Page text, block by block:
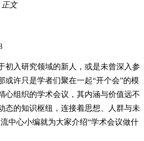
正文
初入研究领域的新人，或是未曾深入参
或许只是学者们聚在一起“开个会”的模
心组织的学术会议，其内涵与价值远不
态的知识枢纽，连接着思想、人群与未
中心小编就为大家介绍“学术会议做什